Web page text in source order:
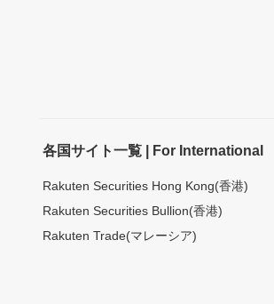
各国サイト一覧 | For International
Rakuten Securities Hong Kong(香港)
Rakuten Securities Bullion(香港)
Rakuten Trade(マレーシア)